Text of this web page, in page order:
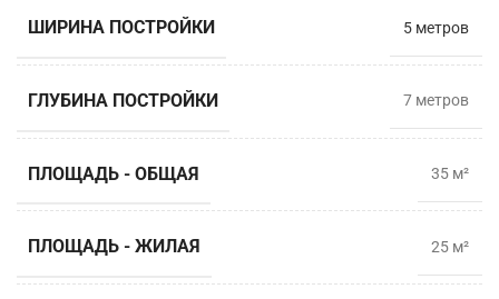
ШИРИНА ПОСТРОЙКИ 5 метров
ГЛУБИНА ПОСТРОЙКИ 7 мeтров
ПЛОЩАДЬ - ОБЩАЯ 35 м²
ПЛОЩАДЬ - ЖИЛАЯ 25 м²